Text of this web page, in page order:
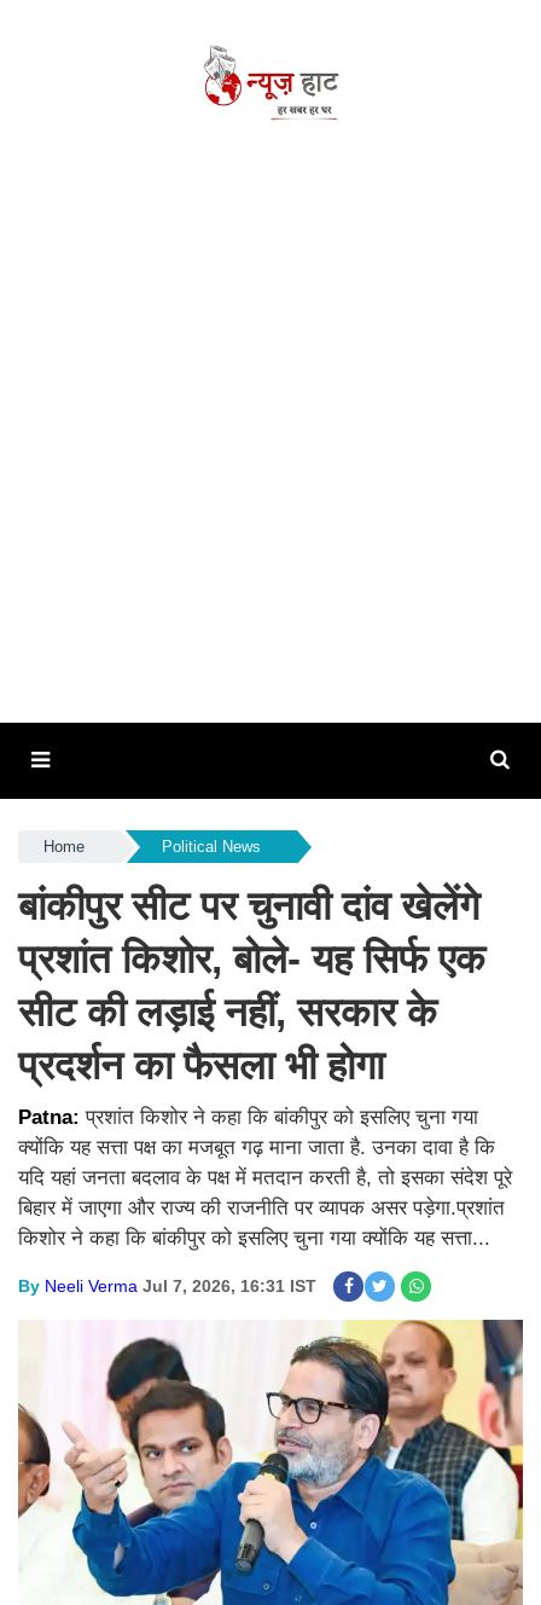
Home Political News
बांकीपुर सीट पर चुनावी दांव खेलेंगे
प्रशांत किशोर, बोले- यह सिर्फ एक
सीट की लड़ाई नहीं, सरकार के
प्रदर्शन का फैसला भी होगा
Patna:प्रशांत किशोर ने कहा कि बांकीपुर को इसलिए चुना गया
क्योंकि यह सत्ता पक्ष का मजबूत गढ़ माना जाता है. उनका दावा है कि
यदि यहां जनता बदलाव के पक्ष में मतदान करती है, तो इसका संदेश पूरे
बिहार में जाएगा और राज्य की राजनीति पर व्यापक असर पड़ेगा.प्रशांत
किशोर ने कहा कि बांकीपुर को इसलिए चुना गया क्योंकि यह सत्ता...
By Neeli Verma Jul 7, 2026, 16:31 IST